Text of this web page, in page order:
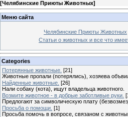
[Челябинские Приюты Животных]
Меню сайта
Челябинские Приюты Животных
Статьи о животных и все что
Categories
Потерянные животные. [21]
Животные пропали (потерялись), хозяева
Найденные животные. [26]
Нали собаку (кота), ищут владельца животного.
Возмите животное - в добрые заботливые руки.
Предлогают за символическую плату
Просьба о помощи. [1]
Просьба помочь в вопросе, связаном с